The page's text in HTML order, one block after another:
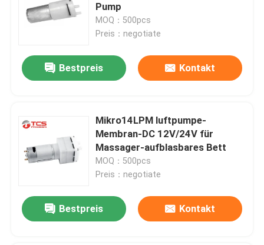
Zu Hause
VR-Show
Werksbesichtigung
Pump
MOQ：500pcs
Preis：negotiate
Bestpreis Kontakt
Mikro14LPM luftpumpe-
Membran-DC 12V/24V für
Massager-aufblasbares Bett
MOQ：500pcs
Preis：negotiate
Bestpreis Kontakt